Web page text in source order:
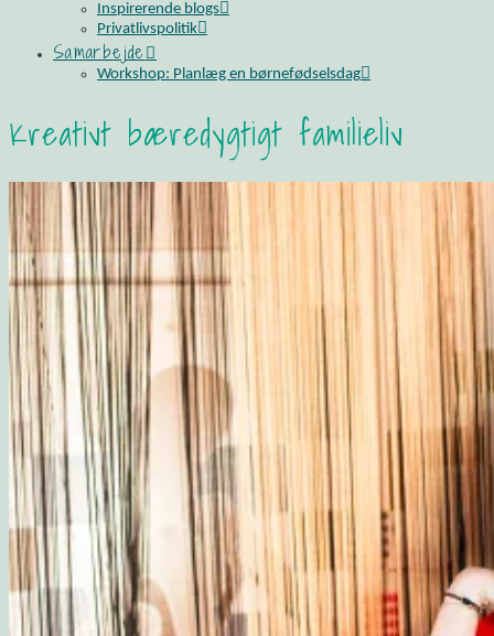
Inspirerende blogs
Privatlivspolitik
Samarbejde
Workshop: Planlæg en børnefødselsdag
Kreativt bæredygtigt familieliv